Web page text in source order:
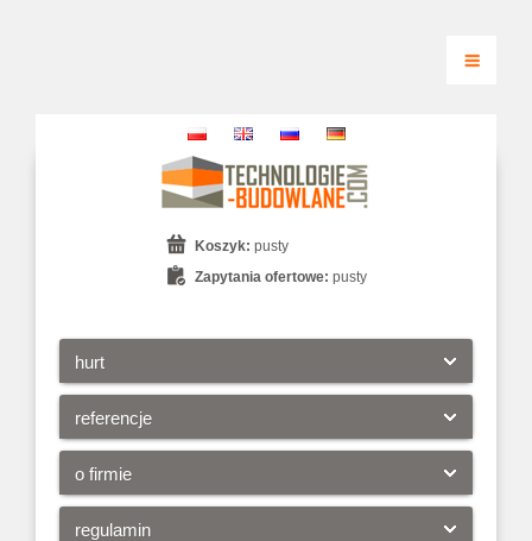
hurt
referencje
o firmie
regulamin
Koszyk: pusty
Zapytania ofertowe: pusty